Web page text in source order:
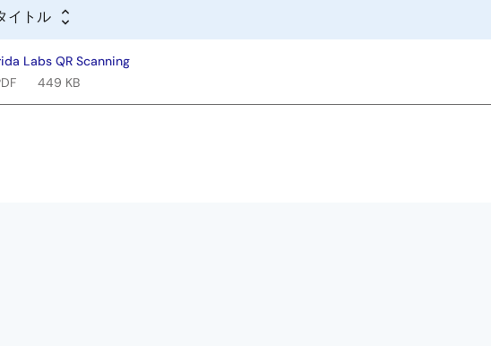
イトル
Labs QR Scanning
449 KB